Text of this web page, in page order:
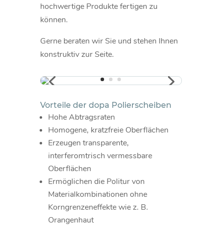
hochwertige Produkte fertigen zu
können.
Gerne beraten wir Sie und stehen Ihnen
konstruktiv zur Seite.
Vorteile der dopa Polierscheiben
Hohe Abtragsraten
Homogene, kratzfreie Oberflächen
Erzeugen transparente,
interferomtrisch vermessbare
Oberflächen
Ermöglichen die Politur von
Materialkombinationen ohne
Korngrenzeneffekte wie z. B.
Orangenhaut